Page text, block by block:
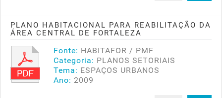
PLANO HABITACIONAL PARA REABILITAÇÃO DA
ÁREA CENTRAL DE FORTALEZA
Fonte: HABITAFOR / PMF
Categoria: PLANOS SETORIAIS
Tema: ESPAÇOS URBANOS
Ano: 2009